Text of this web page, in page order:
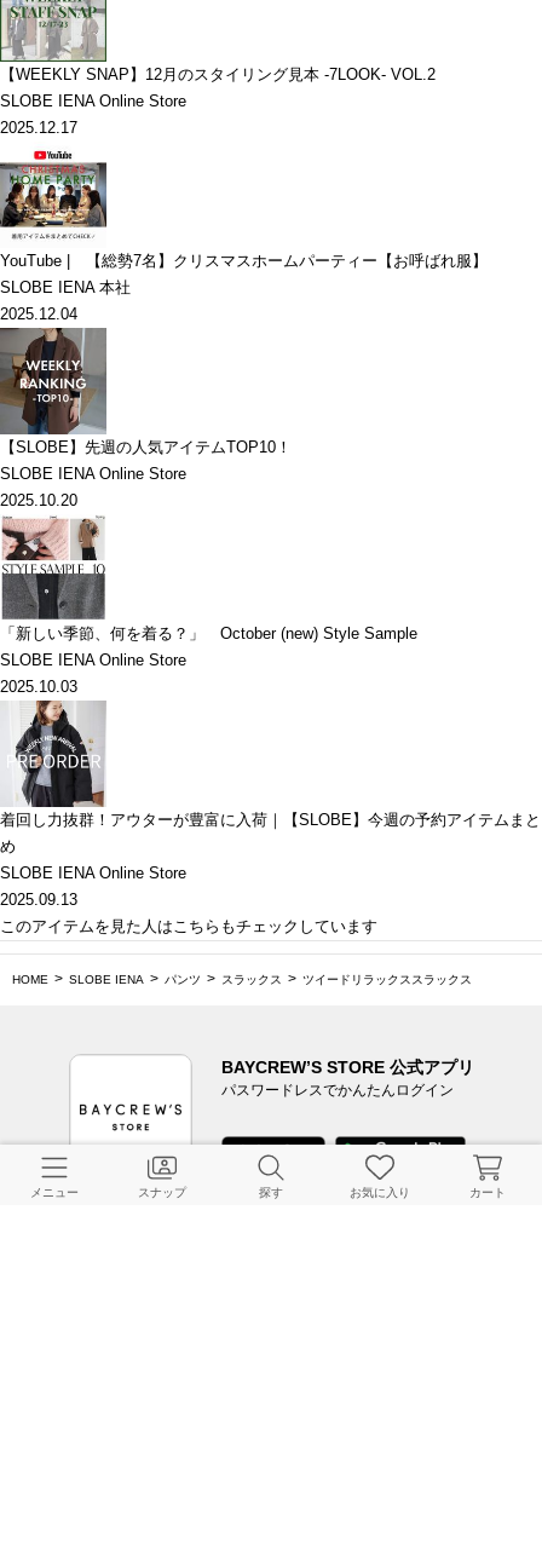
【WEEKLY SNAP】12月のスタイリング見本 -7LOOK- VOL.2
SLOBE IENA Online Store
2025.12.17
YouTube | 【総勢7名】クリスマスホームパーティー【お呼ばれ服】
SLOBE IENA 本社
2025.12.04
【SLOBE】先週の人気アイテムTOP10！
SLOBE IENA Online Store
2025.10.20
「新しい季節、何を着る？」 October (new) Style Sample
SLOBE IENA Online Store
2025.10.03
着回し力抜群！アウターが豊富に入荷｜【SLOBE】今週の予約アイテムまと
め
SLOBE IENA Online Store
2025.09.13
このアイテムを見た人はこちらもチェックしています
HOME SLOBE IENA パンツ スラックス ツイードリラックススラックス
BAYCREW’S STORE 公式アプリ
パスワードレスでかんたんログイン
メニュー スナップ 探す お気に入り カート